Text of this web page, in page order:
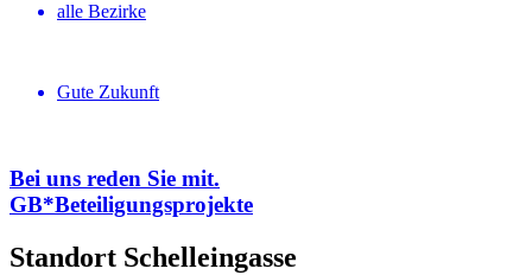
alle Bezirke
Gute Zukunft
Bei uns reden Sie mit.
GB*Betei­li­gungs­projekte
Standort Schelleingasse